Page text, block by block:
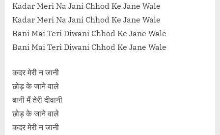
Kadar Meri Na Jani Chhod Ke Jane Wale
Kadar Meri Na Jani Chhod Ke Jane Wale
Bani Mai Teri Diwani Chhod Ke Jane Wale
Bani Mai Teri Diwani Chhod Ke Jane Wale
कदर मेरी न जानी
छोड़ के जाने वाले
बानी मैं तेरी दीवानी
छोड़ के जाने वाले
कदर मेरी न जानी